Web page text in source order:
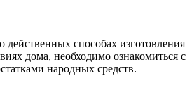
действенных способах изготовления
дома, необходимо ознакомиться с
народных средств.